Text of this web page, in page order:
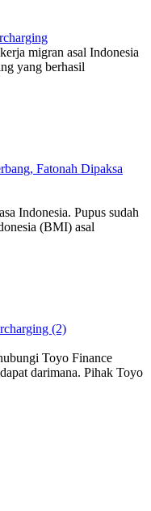
migran asal Indonesia
yang berhasil
Fatonah Dipaksa
Indonesia. Pupus sudah
(BMI) asal
(2)
Toyo Finance
darimana. Pihak Toyo